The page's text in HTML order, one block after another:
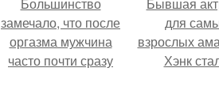
замечало, что после
оргазма мужчина
часто почти сразу
для
взрослых
Хэнк